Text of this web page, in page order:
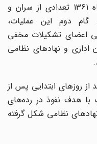
سی و نه سال پیش، هفده بهمن ماه 1361 تعدادی از سران و
دوم این عملیات،
تمامی اعضای تشکیلات مخفی
و نهادهای نظامی
روزهای ابتدایی پس از
هدف نفوذ در رده‌های
نظامی شکل گرفته